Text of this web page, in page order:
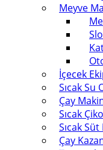
Meyve
İçecek
Sıcak Su
Çay
Sıcak
Sıcak
Çay